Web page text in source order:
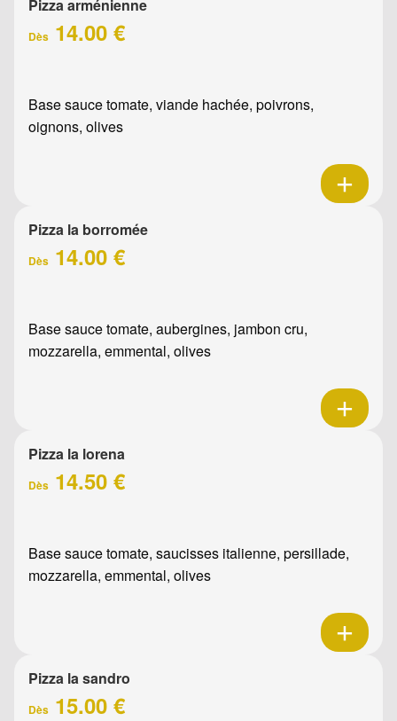
Pizza arménienne
Dès 14.00 €
Base sauce tomate, viande hachée, poivrons,
oignons, olives
Pizza la borromée
Dès 14.00 €
Base sauce tomate, aubergines, jambon cru,
mozzarella, emmental, olives
Pizza la lorena
Dès 14.50 €
Base sauce tomate, saucisses italienne, persillade,
mozzarella, emmental, olives
Pizza la sandro
Dès 15.00 €